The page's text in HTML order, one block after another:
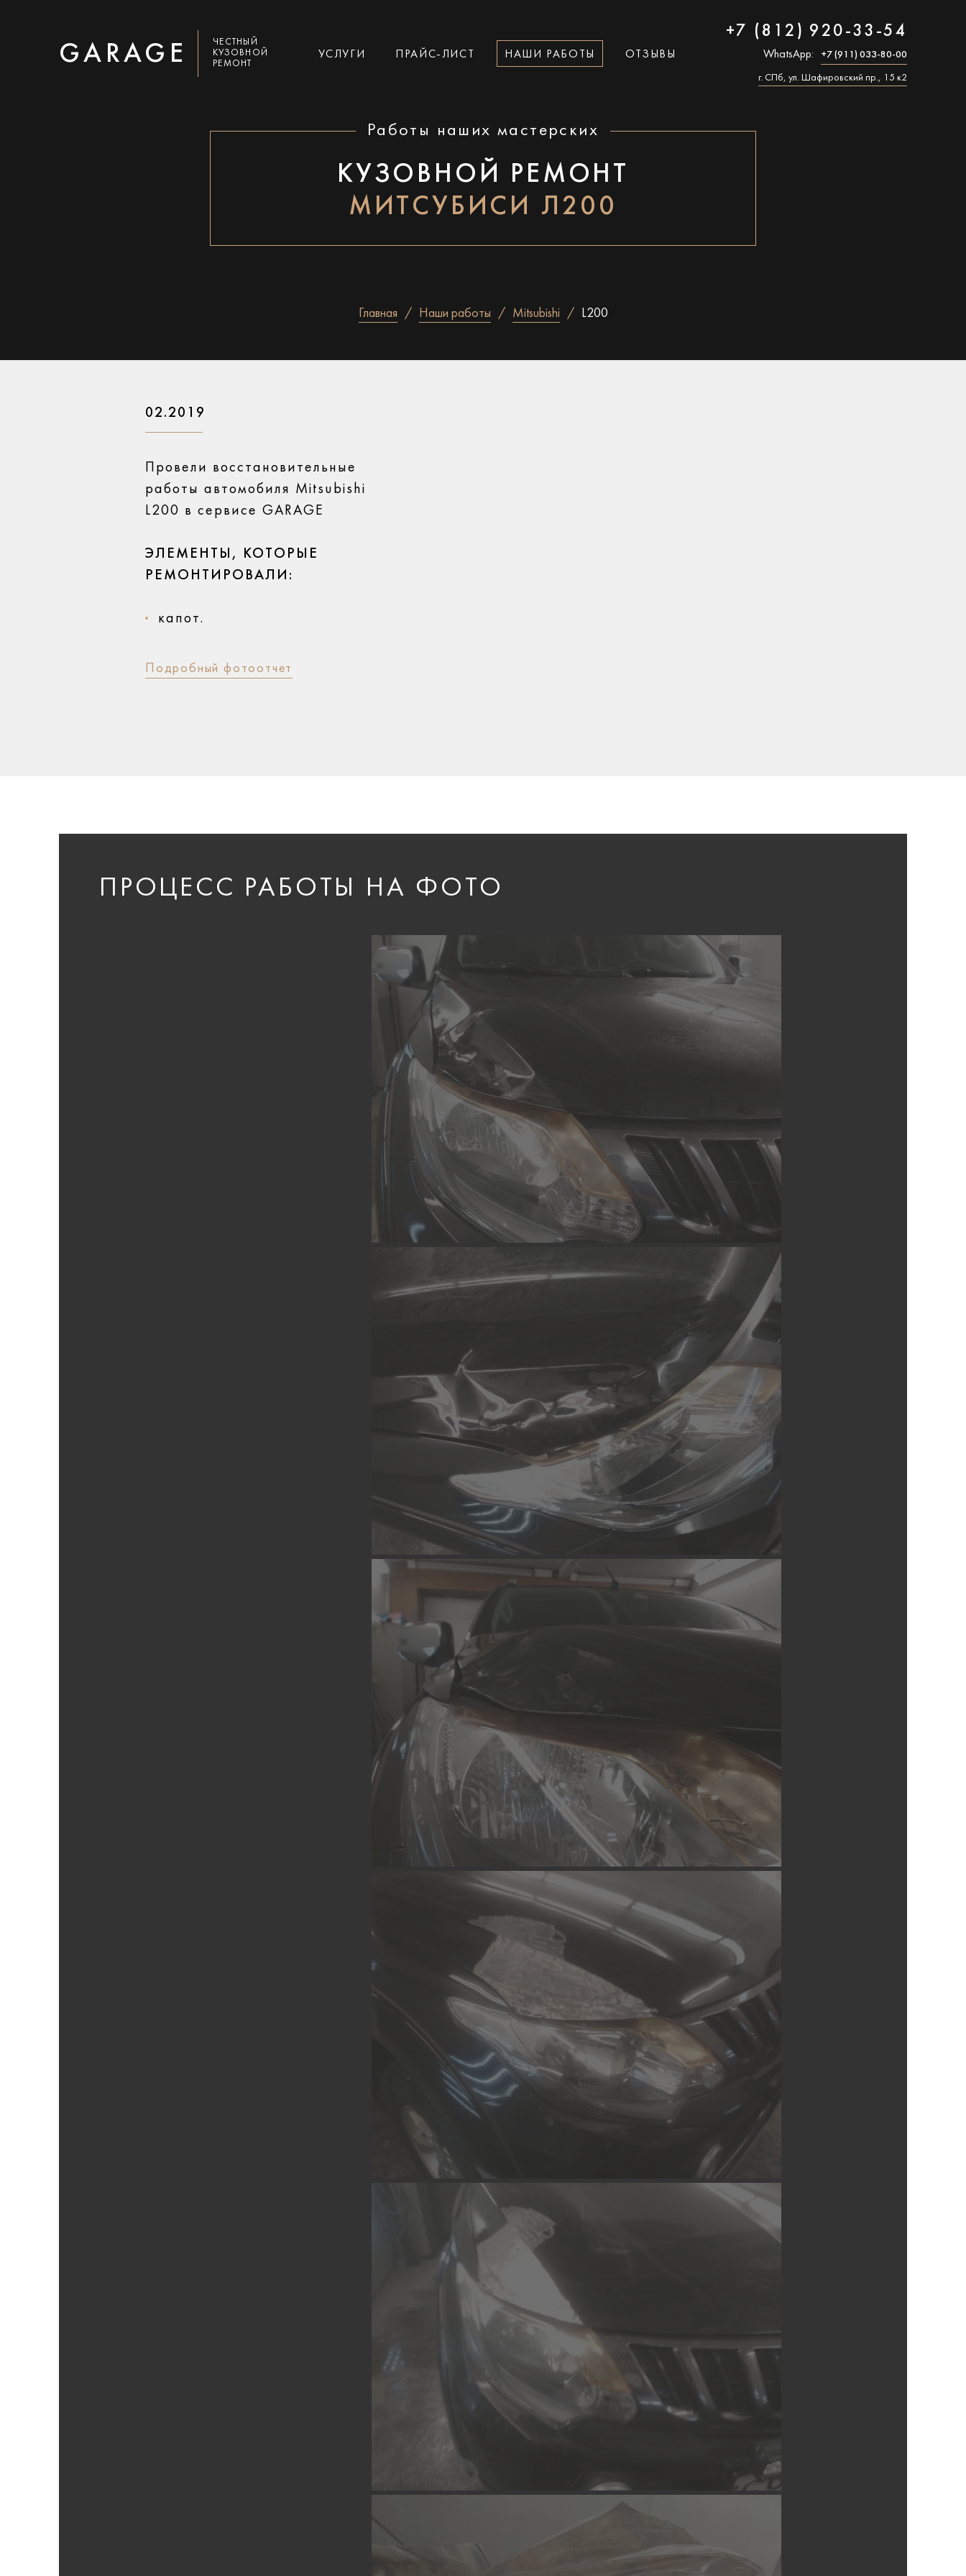
GARAGE
ЧЕСТНЫЙ
КУЗОВНОЙ
РЕМОНТ
УСЛУГИ ПРАЙС-ЛИСТ НАШИ РАБОТЫ ОТЗЫВЫ
+7 (812) 920-33-54
WhatsApp: +7 (911) 033-80-00
г. СПб, ул. Шафировский пр., 15 к2
Работы наших мастерских
КУЗОВНОЙ РЕМОНТ
МИТСУБИСИ Л200
Главная Наши работы Mitsubishi L200
02.2019
Провели восстановительные
работы автомобиля Mitsubishi
L200 в сервисе GARAGE
ЭЛЕМЕНТЫ, КОТОРЫЕ
РЕМОНТИРОВАЛИ:
капот.
Подробный фотоотчет
ПРОЦЕСС РАБОТЫ НА ФОТО